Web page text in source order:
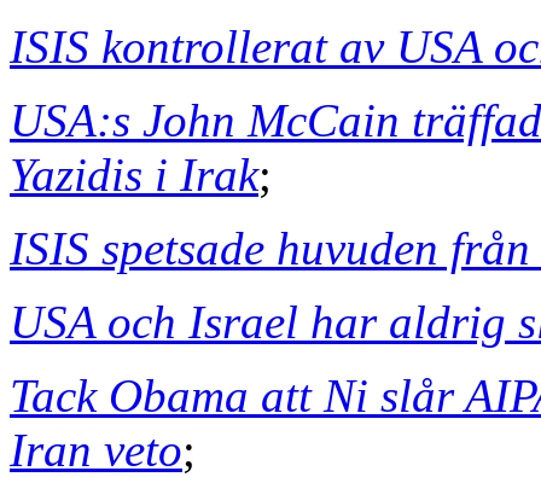
ISIS kontrollerat av USA
USA:s John McCain
Yazidis i Irak;
ISIS spetsade huvuden
USA och Israel har aldrig
Tack Obama att Ni slår
Iran veto;